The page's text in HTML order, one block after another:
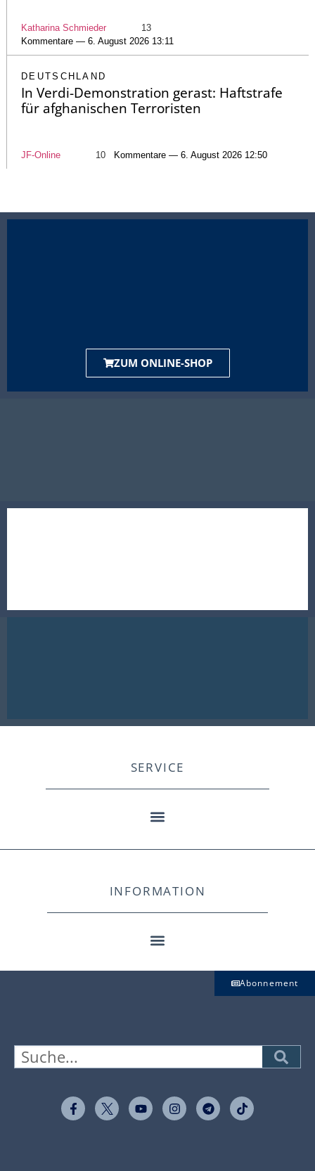
Katharina Schmieder
13
Kommentare — 6. August 2026 13:11
DEUTSCHLAND
In Verdi-Demonstration gerast: Haftstrafe
für afghanischen Terroristen
JF-Online 10 Kommentare — 6. August 2026 12:50
ZUM ONLINE-SHOP
SERVICE
INFORMATION
Abonnement